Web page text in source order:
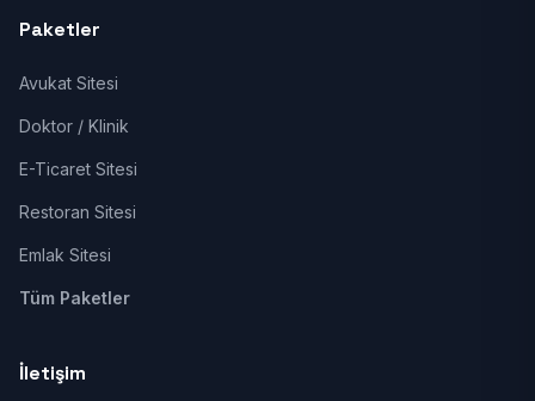
Paketler
Avukat Sitesi
Doktor / Klinik
E-Ticaret Sitesi
Restoran Sitesi
Emlak Sitesi
Tüm Paketler
İletişim